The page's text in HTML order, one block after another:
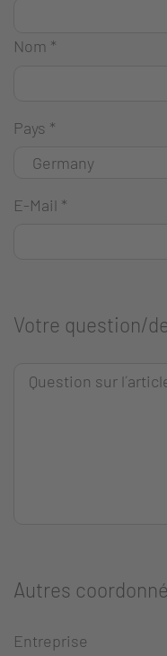
Nom *
Pays *
E-Mail *
Votre question/
Autres
Entreprise